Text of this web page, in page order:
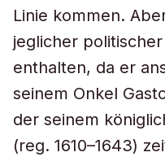
Linie kommen.
jeglicher
enthalten, da er
seinem Onkel
der seinem
(reg. 1610–1643)